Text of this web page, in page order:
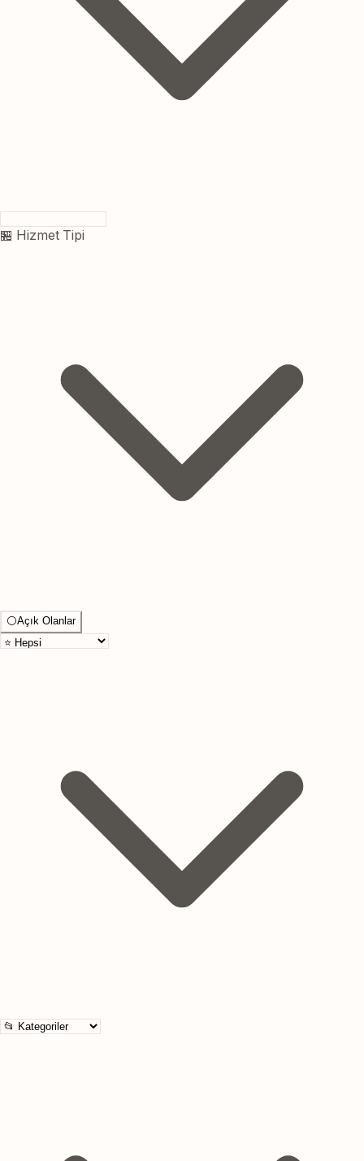
🏪 Hizmet Tipi
⚪Açık Olanlar